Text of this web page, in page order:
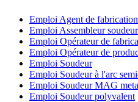
Emploi Agent de fabrication
Emploi Assembleur soudeur
Emploi Opérateur de
Emploi Opérateur de
Emploi Soudeur
Emploi Soudeur à l'arc
Emploi Soudeur MAG
Emploi Soudeur polyvalent